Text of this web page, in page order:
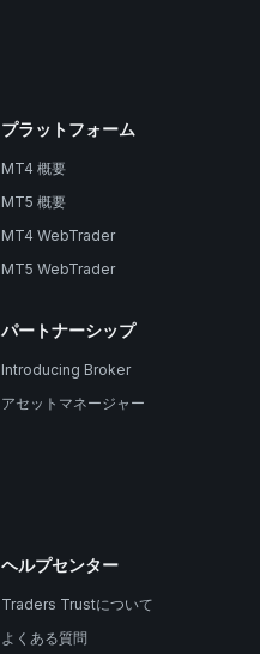
プラットフォーム
MT4 概要
MT5 概要
MT4 WebTrader
MT5 WebTrader
パートナーシップ
Introducing Broker
アセットマネージャー
ヘルプセンター
Traders Trustについて
よくある質問